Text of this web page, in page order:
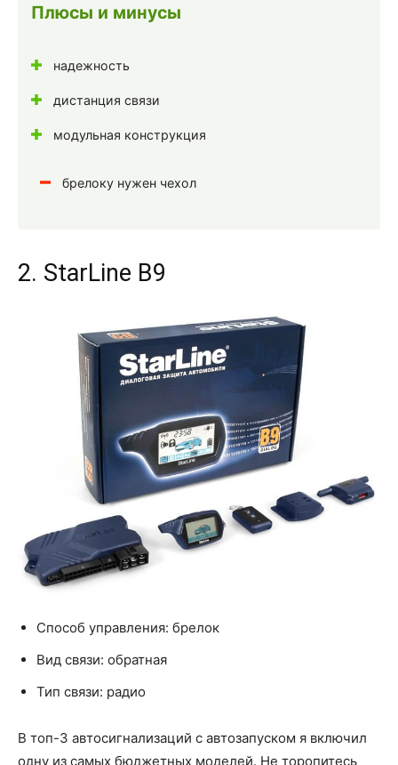
Плюсы и минусы
надежность
дистанция связи
модульная конструкция
брелоку нужен чехол
2. StarLine B9
Способ управления: брелок
Вид связи: обратная
Тип связи: радио
В топ-3 автосигнализаций с автозапуском я включил
одну из самых бюджетных моделей. Не торопитесь